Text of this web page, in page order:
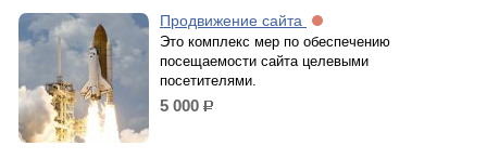
Продвижение сайта
Это комплекс мер по обеспечению
посещаемости сайта целевыми
посетителями.
5 000 р.